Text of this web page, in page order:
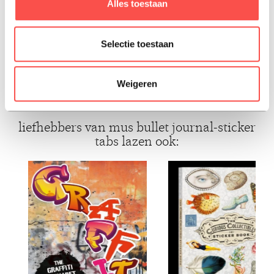
Alles toestaan
Selectie toestaan
Weigeren
Hard-cover, 2024, Nederlands
liefhebbers van mus bullet journal-sticker
tabs lazen ook: